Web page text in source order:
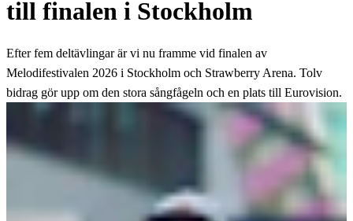
till finalen i Stockholm
Efter fem deltävlingar är vi nu framme vid finalen av
Melodifestivalen 2026 i Stockholm och Strawberry Arena. Tolv
bidrag gör upp om den stora sångfågeln och en plats till Eurovision.